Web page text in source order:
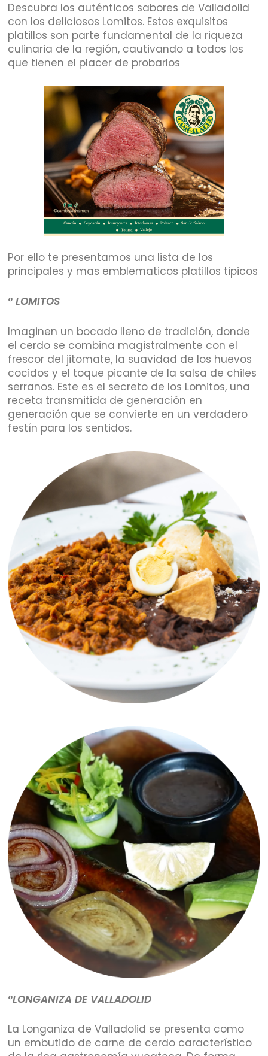
Descubra los auténticos sabores de Valladolid
con los deliciosos Lomitos. Estos exquisitos
platillos son parte fundamental de la riqueza
culinaria de la región, cautivando a todos los
que tienen el placer de probarlos
Por ello te presentamos una lista de los
principales y mas emblematicos platillos tipicos
° LOMITOS
Imaginen un bocado lleno de tradición, donde
el cerdo se combina magistralmente con el
frescor del jitomate, la suavidad de los huevos
cocidos y el toque picante de la salsa de chiles
serranos. Este es el secreto de los Lomitos, una
receta transmitida de generación en
generación que se convierte en un verdadero
festín para los sentidos.
°LONGANIZA DE VALLADOLID
La Longaniza de Valladolid se presenta como
un embutido de carne de cerdo característico